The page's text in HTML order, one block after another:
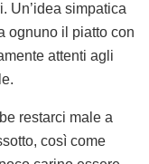
Un’idea simpatica
ognuno il piatto con
attenti agli
restarci male a
così come